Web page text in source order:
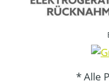
* Alle